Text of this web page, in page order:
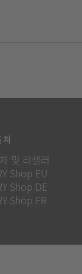
및 리셀러
Shop EU
Shop DE
Shop FR